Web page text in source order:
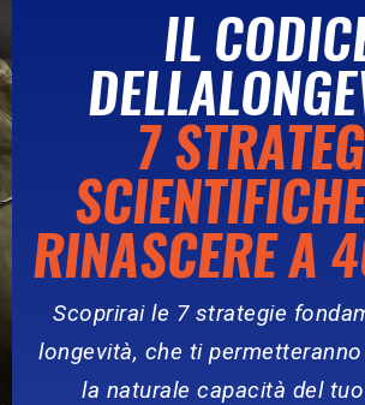
Sono un Personal Trainer
livello FIPE
Pesistica) con oltre 20 anni
IL
7
RINASCERE A
Scoprirai le 7 strategie
longevità, che ti
la naturale capacità del